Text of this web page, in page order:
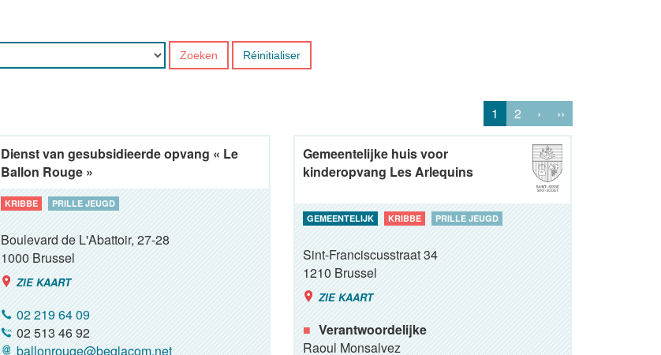
Zoeken Réinitialiser
1 2 › ››
Dienst van gesubsidieerde opvang « Le
Ballon Rouge »
KRIBBE PRILLE JEUGD
Boulevard de L'Abattoir, 27-28
1000Brussel
ZIE KAART
02 219 64 09
02 513 46 92
ballonrouge@beglacom.net
Gemeentelijke huis voor
kinderopvang Les Arlequins
GEMEENTELIJK KRIBBE PRILLE JEUGD
Sint-Franciscusstraat 34
1210Brussel
ZIE KAART
Verantwoordelijke
Raoul Monsalvez